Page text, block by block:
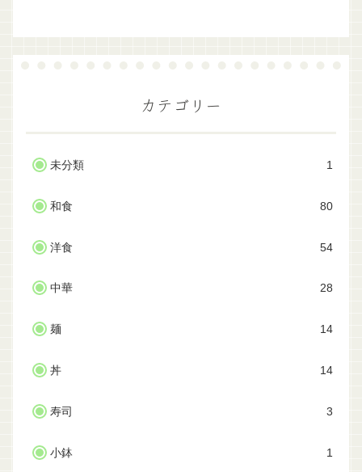
カテゴリー
未分類 1
和食 80
洋食 54
中華 28
麺 14
丼 14
寿司 3
小鉢 1